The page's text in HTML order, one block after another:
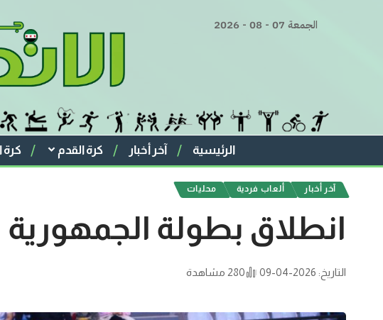
الجمعة 07 - 08 - 2026
الرئيسية آخر أخبار كرة القدم كرة
آخر أخبار ألعاب فردية محليات
انطلاق بطولة
التاريخ: 2026-04-09 280 مشاهدة